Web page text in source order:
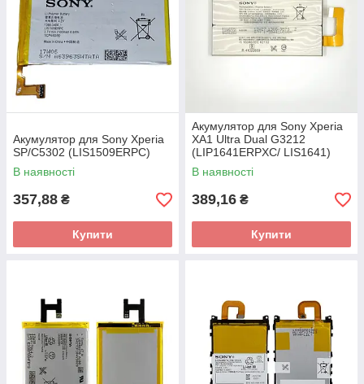
Акумулятор для Sony Xperia
SP/C5302 (LIS1509ERPC)
В наявності
357,88 ₴
Купити
Акумулятор для Sony Xperia
XA1 Ultra Dual G3212
(LIP1641ERPXC/ LIS1641)
В наявності
389,16 ₴
Купити